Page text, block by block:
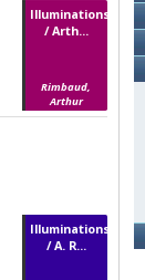
Illuminations
/ Arth...
Rimbaud,
Arthur
Illuminations
/ A. R...